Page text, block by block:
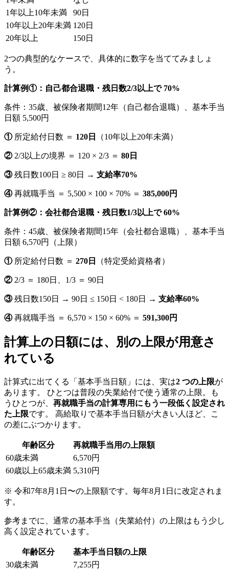
1年以上10年未満
90日
10年以上20年未満 120日
20年以上
150日
2つの典型的なケースで、具体的に数字を当ててみましょ
う。
計算例①：自己都合退職・残日数2/3以上で 70%
条件：35歳、被保険者期間12年（自己都合退職）、基本手当
日額 5,500円
①所定給付日数 ＝ 120日 （10年以上20年未満）
②2/3以上の境界 ＝ 120 × 2/3 ＝ 80日
③残日数100日 ≥ 80日 → 支給率70%
④再就職手当 ＝ 5,500 × 100 × 70% ＝ 385,000円
計算例②：会社都合退職・残日数1/3以上で 60%
条件：45歳、被保険者期間15年（会社都合退職）、基本手当
日額 6,570円（上限）
①所定給付日数 ＝ 270日 （特定受給資格者）
②2/3 ＝ 180日、1/3 ＝ 90日
③残日数150日 → 90日 ≤ 150日 < 180日 → 支給率60%
④再就職手当 ＝ 6,570 × 150 × 60% ＝ 591,300円
計算上の日額には、別の上限が用意さ
れている
計算式に出てくる「基本手当日額」には、実は2 つの上限が
あります。 ひとつは普段の失業給付で使う通常の上限。も
うひとつが、 再就職手当の計算専用にもう一段低く設定され
た上限です。 高給取りで基本手当日額が大きい人ほど、こ
の差にぶつかります。
年齢区分
再就職手当用の上限額
60歳未満
6,570円
60歳以上65歳未満 5,310円
※ 令和7年8月1日〜の上限額です。毎年8月1日に改定されま
す。
参考までに、通常の基本手当（失業給付）の上限はもう少し
高く設定されています。
年齢区分
基本手当日額の上限
30歳未満
7,255円